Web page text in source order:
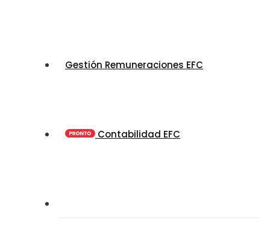
Gestión Remuneraciones EFC
Contabilidad EFC